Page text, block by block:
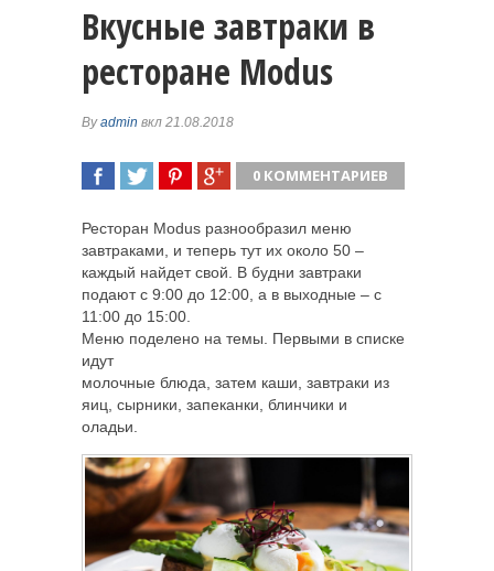
Вкусные завтраки в
ресторане Modus
Byadmin вкл 21.08.2018
0 КОММЕНТАРИЕВ
Ресторан Modus разнообразил меню
завтраками, и теперь тут их около 50 –
каждый найдет свой. В будни завтраки
подают с 9:00 до 12:00, а в выходные – с
11:00 до 15:00.
Меню поделено на темы. Первыми в списке
идут
молочные блюда, затем каши, завтраки из
яиц, сырники, запеканки, блинчики и
оладьи.